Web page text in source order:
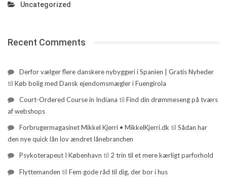
Uncategorized
Recent Comments
Derfor vælger flere danskere nybyggeri i Spanien | Gratis Nyheder
til Køb bolig med Dansk ejendomsmægler i Fuengirola
Court-Ordered Course in Indiana til Find din drømmeseng på tværs
af webshops
Forbrugermagasinet Mikkel Kjerri • MikkelKjerri.dk til Sådan har
den nye quick lån lov ændret lånebranchen
Psykoterapeut I København til 2 trin til et mere kærligt parforhold
Flyttemanden til Fem gode råd til dig, der bor i hus